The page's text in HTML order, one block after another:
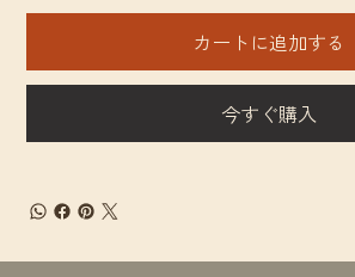
カートに追加する
今すぐ購入